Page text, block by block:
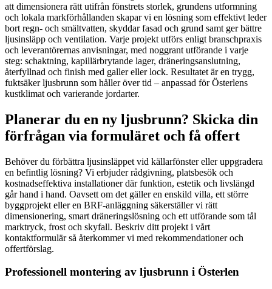
att dimensionera rätt utifrån fönstrets storlek, grundens utformning
och lokala markförhållanden skapar vi en lösning som effektivt leder
bort regn- och smältvatten, skyddar fasad och grund samt ger bättre
ljusinsläpp och ventilation. Varje projekt utförs enligt branschpraxis
och leverantörernas anvisningar, med noggrant utförande i varje
steg: schaktning, kapillärbrytande lager, dräneringsanslutning,
återfyllnad och finish med galler eller lock. Resultatet är en trygg,
fuktsäker ljusbrunn som håller över tid – anpassad för Österlens
kustklimat och varierande jordarter.
Planerar du en ny ljusbrunn? Skicka din
förfrågan via formuläret och få offert
Behöver du förbättra ljusinsläppet vid källarfönster eller uppgradera
en befintlig lösning? Vi erbjuder rådgivning, platsbesök och
kostnadseffektiva installationer där funktion, estetik och livslängd
går hand i hand. Oavsett om det gäller en enskild villa, ett större
byggprojekt eller en BRF-anläggning säkerställer vi rätt
dimensionering, smart dräneringslösning och ett utförande som tål
marktryck, frost och skyfall. Beskriv ditt projekt i vårt
kontaktformulär så återkommer vi med rekommendationer och
offertförslag.
Professionell montering av ljusbrunn i Österlen